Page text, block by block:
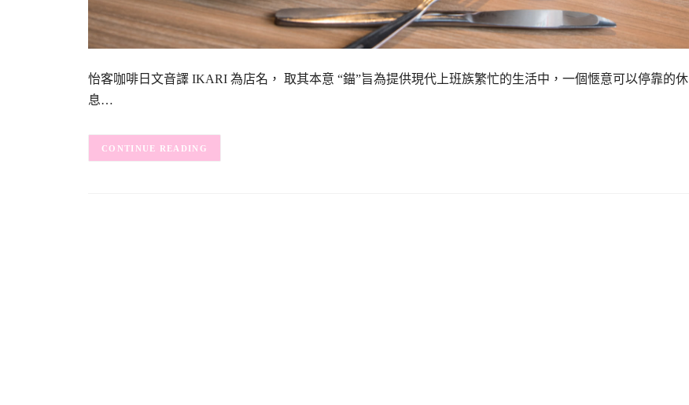
怡客咖啡日文音譯 IKARI 為店名， 取其本意 “錨”旨為提供現代上班族繁忙的生活中，一個愜意可以停靠的休
息…
CONTINUE READING